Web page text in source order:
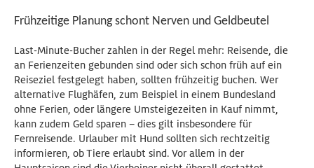
Frühzeitige Planung schont Nerven und Geldbeutel
Last-Minute-Bucher zahlen in der Regel mehr: Reisende, die
an Ferienzeiten gebunden sind oder sich schon früh auf ein
Reiseziel festgelegt haben, sollten frühzeitig buchen. Wer
alternative Flughäfen, zum Beispiel in einem Bundesland
ohne Ferien, oder längere Umsteigezeiten in Kauf nimmt,
kann zudem Geld sparen – dies gilt insbesondere für
Fernreisende. Urlauber mit Hund sollten sich rechtzeitig
informieren, ob Tiere erlaubt sind. Vor allem in der